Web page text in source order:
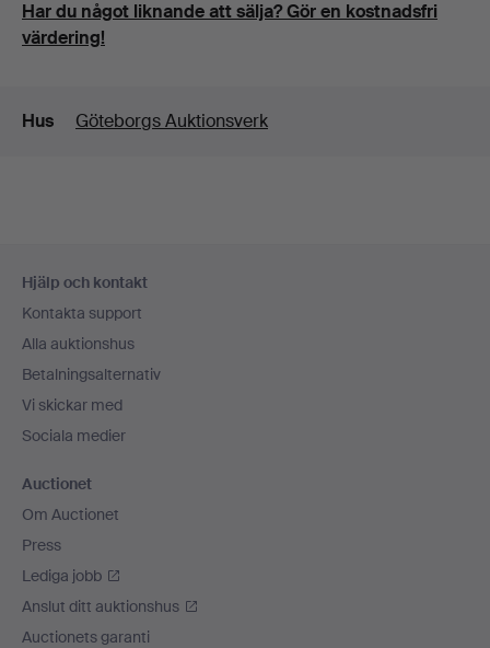
Har du något liknande att sälja? Gör en kostnadsfri
värdering!
Detaljer
Hus Göteborgs Auktionsverk
Hjälp och kontakt
Kontakta support
Alla auktionshus
Betalningsalternativ
Vi skickar med
Sociala medier
Auctionet
Om Auctionet
Press
Lediga jobb
Anslut ditt auktionshus
Auctionets garanti